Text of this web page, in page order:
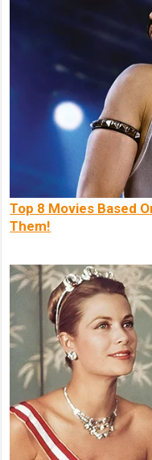
Top 8 Movies Based
Them!